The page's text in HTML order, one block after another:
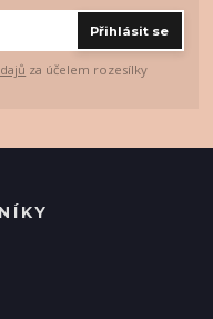
Přihlásit se
za účelem rozesílky